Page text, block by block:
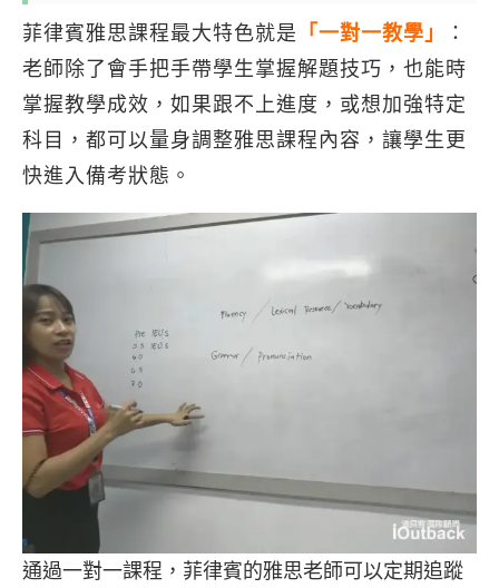
菲律賓雅思課程最大特色就是 「一對一教學」
：
老師除了會手把手帶學生掌握解題技巧，也能時
掌握教學成效，如果跟不上進度，或想加強特定
科目，都可以量身調整雅思課程內容，讓學生更
快進入備考狀態。
通過一對一課程，菲律賓的雅思老師可以定期追蹤